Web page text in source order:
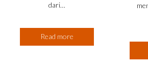
dari…
Read more